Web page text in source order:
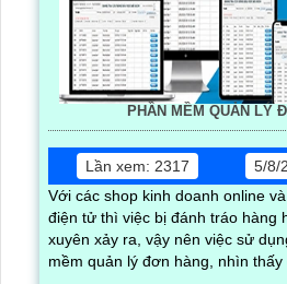
PHẦN MỀM QUẢN LÝ
Lần xem: 2317
5/8/
Với các shop kinh doanh online
điện tử thì việc bị đánh tráo hàng
xuyên xảy ra, vậy nên việc sử
mềm quản lý đơn hàng, nhìn thấy